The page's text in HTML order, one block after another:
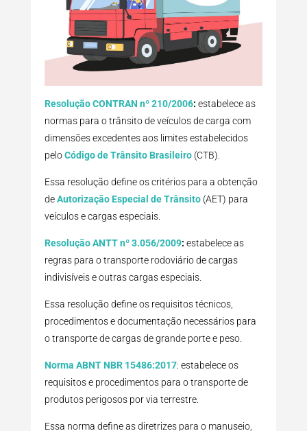
Resolução CONTRAN nº 210/2006: estabelece as
normas para o trânsito de veículos de carga com
dimensões excedentes aos limites estabelecidos
peloCódigo de Trânsito Brasileiro(CTB).
Essa resolução define os critérios para a obtenção
deAutorização Especial de Trânsito(AET) para
veículos e cargas especiais.
Resolução ANTT nº 3.056/2009: estabelece as
regras para o transporte rodoviário de cargas
indivisíveis e outras cargas especiais.
Essa resolução define os requisitos técnicos,
procedimentos e documentação necessários para
o transporte de cargas de grande porte e peso.
Norma ABNT NBR 15486:2017: estabelece os
requisitos e procedimentos para o transporte de
produtos perigosos por via terrestre.
Essa norma define as diretrizes para o manuseio,